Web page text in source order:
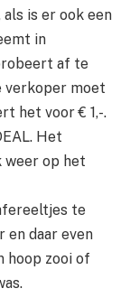
als is er ook een
in
af te
verkoper moet
het voor € 1,-.
Het
weer op het
te
en daar even
hoop zooi of